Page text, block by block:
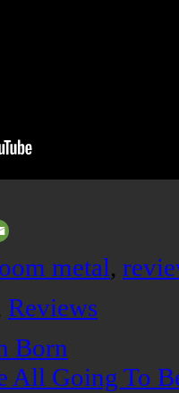
metal,
Reviews
Born
All Going To